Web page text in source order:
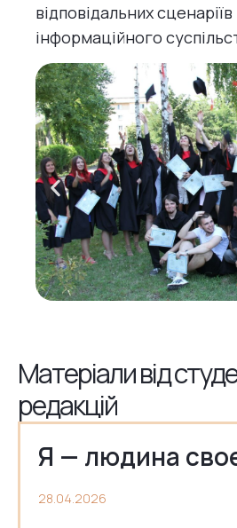
відповідальних
інформаційного
Матеріали від
редакцій​
Я — людина
28.04.2026